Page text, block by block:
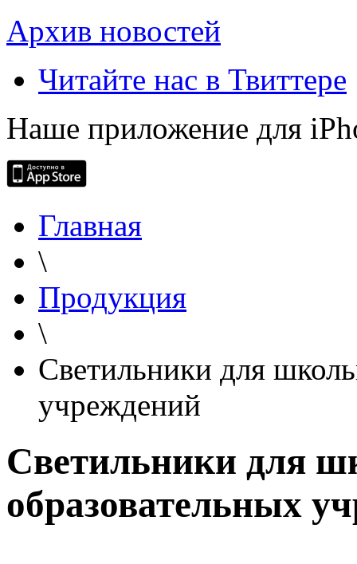
Архив новостей
Читайте нас в Твиттере
Наше приложение для
Главная
\
Продукция
\
Светильники для
учреждений
Светильники для
образовательных